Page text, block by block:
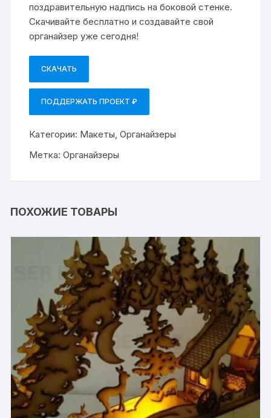
поздравительную надпись на боковой стенке.
Скачивайте бесплатно и создавайте свой
органайзер уже сегодня!
СКАЧАТЬ
ПОДДЕРЖАТЬ ПРОЕКТ ₽
Категории: Макеты ,Органайзеры
Метка:Органайзеры
ПОХОЖИЕ ТОВАРЫ